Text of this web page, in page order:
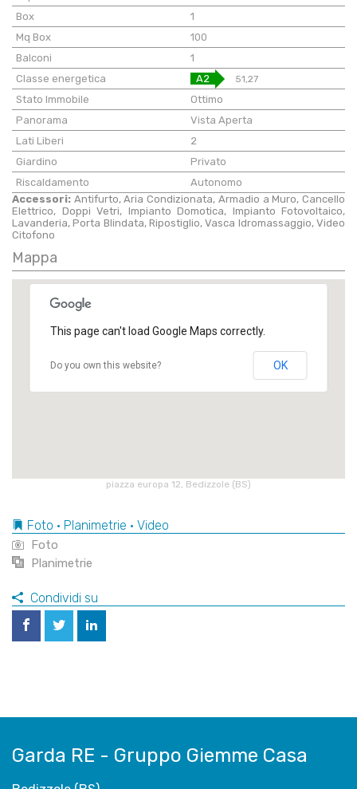
Box
1
Mq Box
100
Balconi
1
Classe energetica
A2 51,27
Stato Immobile
Ottimo
Panorama
Vista Aperta
Lati Liberi
2
Giardino
Privato
Riscaldamento
Autonomo
Accessori: Antifurto, Aria Condizionata, Armadio a Muro, Cancello
Elettrico, Doppi Vetri, Impianto Domotica, Impianto Fotovoltaico,
Lavanderia, Porta Blindata, Ripostiglio, Vasca Idromassaggio, Video
Citofono
Mappa
This page can't load Google Maps correctly.
Do you own this website? OK
piazza europa 12, Bedizzole (BS)
Foto • Planimetrie • Video
Foto
Planimetrie
Condividi su
Garda RE - Gruppo Giemme Casa